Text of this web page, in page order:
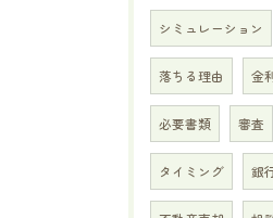
シミュレーション
落ちる理由 金
必要書類 審査
タイミング 銀